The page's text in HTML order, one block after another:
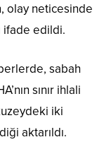
olay neticesinde
ifade edildi.
sabah
sınır ihlali
iki
aktarıldı.